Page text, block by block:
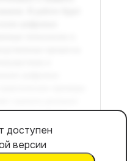
доступен
версии